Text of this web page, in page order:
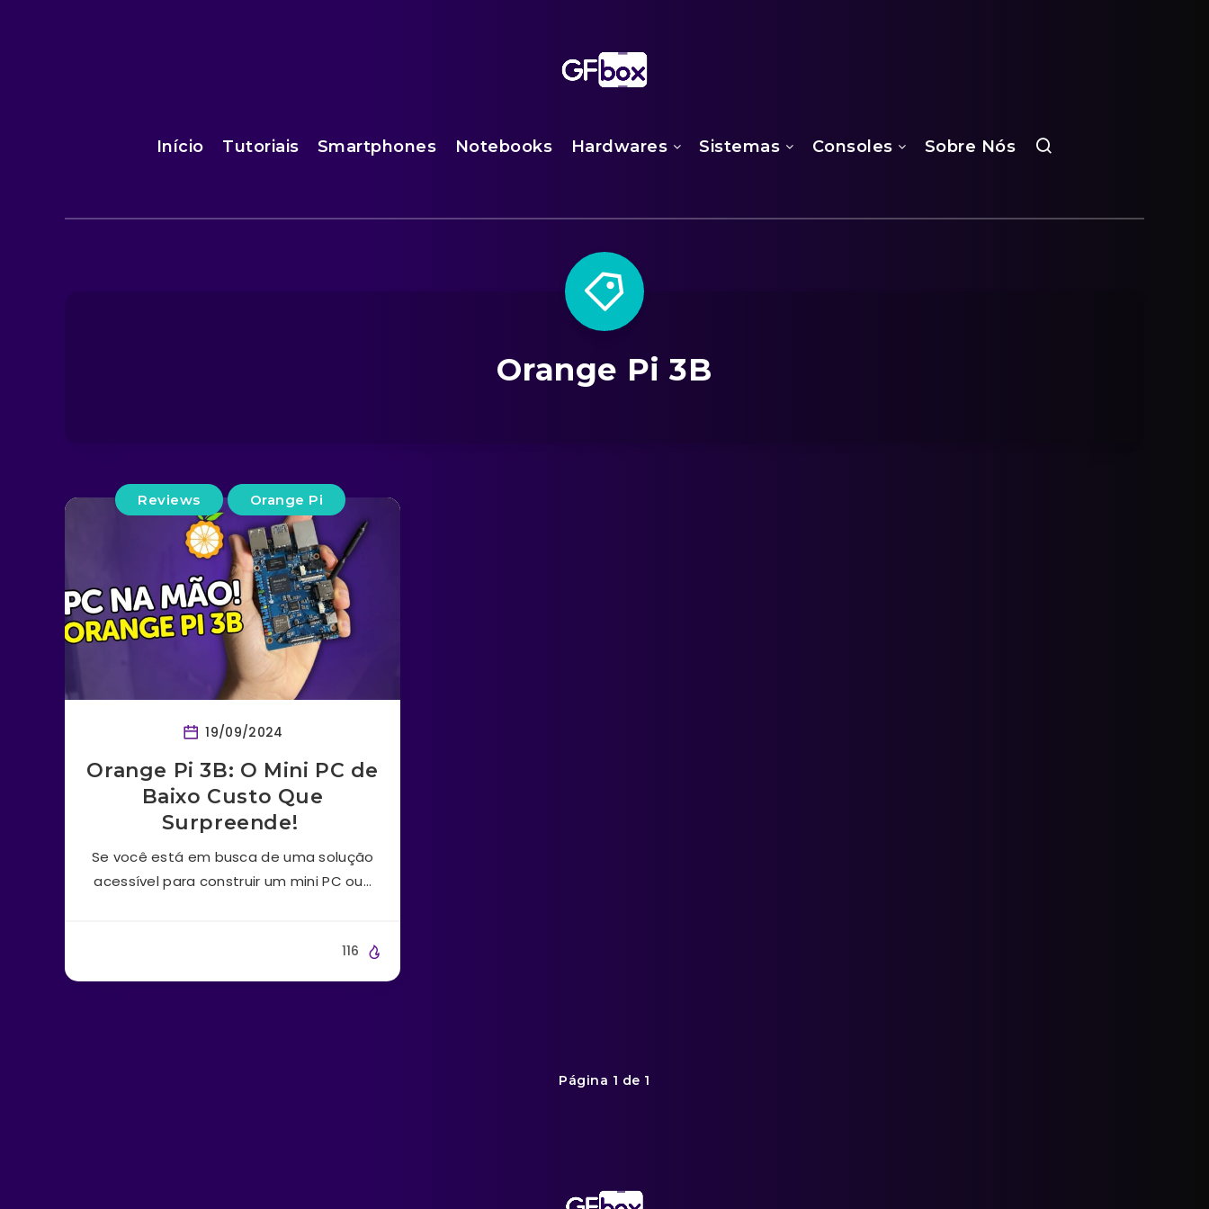
Início Tutoriais Smartphones Notebooks Hardwares Sistemas Consoles Sobre Nós
Orange Pi 3B
Reviews Orange Pi
19/09/2024
Orange Pi 3B: O Mini PC de
Baixo Custo Que
Surpreende!
Se você está em busca de uma solução
acessível para construir um mini PC ou…
116
Página 1 de 1